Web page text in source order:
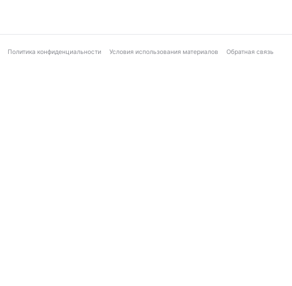
Политика конфиденциальности Условия использования материалов Обратная связь